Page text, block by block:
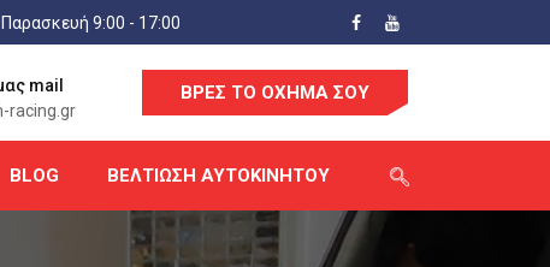
9:00 - 17:00
mail
racing.gr
ΒΡΕΣ ΤΟ ΟΧΗΜΑ ΣΟΥ
BLOG ΒΕΛΤΊΩΣΗ ΑΥΤΟΚΙΝΉΤΟΥ